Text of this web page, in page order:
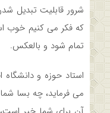
شرور قابلیت تبدیل
که فکر می کنیم خوب
تمام شود و بالعکس.
می فرماید، چه بسا